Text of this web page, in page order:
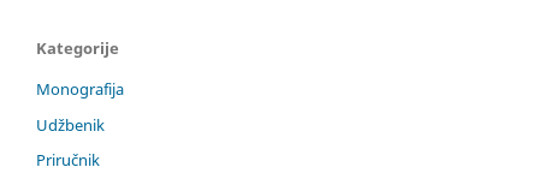
Kategorije
Monografija
Udžbenik
Priručnik